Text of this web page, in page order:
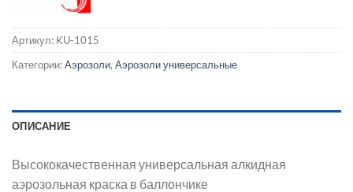
Артикул: KU-1015
Категории:Аэрозоли, Аэрозоли универсальные
ОПИСАНИЕ
Высококачественная универсальная алкидная
аэрозольная краска в баллончике